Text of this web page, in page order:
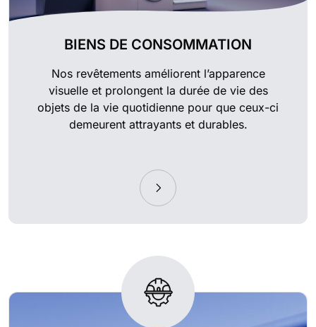
BIENS DE CONSOMMATION
Nos revêtements améliorent l’apparence
visuelle et prolongent la durée de vie des
objets de la vie quotidienne pour que ceux-ci
demeurent attrayants et durables.